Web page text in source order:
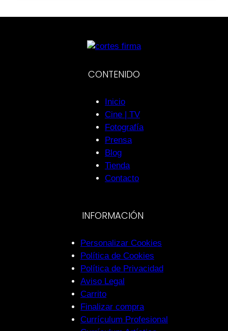
CONTENIDO
Inicio
Cine | TV
Fotografía
Prensa
Blog
Tienda
Contacto
INFORMACIÓN
Personalizar Cookies
Política de Cookies
Política de Privacidad
Aviso Legal
Carrito
Finalizar compra
Currículum Profesional